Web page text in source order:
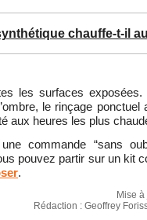
chauffe-t-il
les surfaces
le rinçage ponctuel
aux heures les plus
commande “sans
pouvez partir sur un kit
.
Mise
Rédaction : Geoffrey